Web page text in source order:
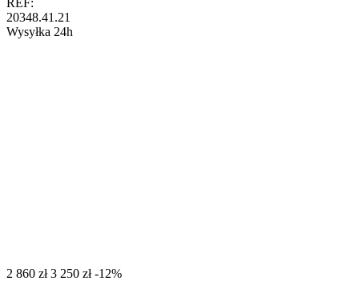
20348.41.21
Wysyłka 24h
‍2 860‍ zł ‍3 250‍ zł -12%